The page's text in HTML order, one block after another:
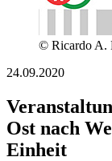
© Ricardo A.
24.09.2020
Ost nach
Einheit